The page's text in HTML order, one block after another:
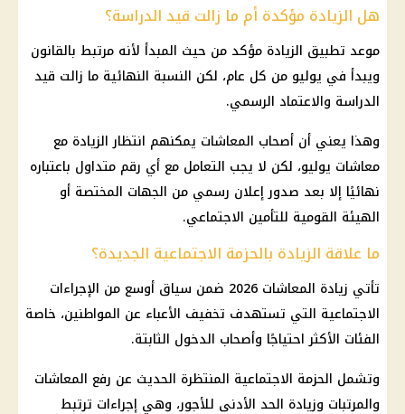
هل الزيادة مؤكدة أم ما زالت قيد الدراسة؟
موعد تطبيق الزيادة مؤكد من حيث المبدأ لأنه مرتبط بالقانون
ويبدأ في يوليو من كل عام، لكن النسبة النهائية ما زالت قيد
الدراسة والاعتماد الرسمي.
وهذا يعني أن أصحاب المعاشات يمكنهم انتظارالزيادة مع
معاشات يوليو، لكن لا يجب التعامل مع أي رقم متداول باعتباره
نهائيًا إلا بعد صدور إعلان رسمي من الجهات المختصة أو
الهيئة القومية للتأمين الاجتماعي.
ما علاقة الزيادة بالحزمة الاجتماعية الجديدة؟
تأتي زيادة المعاشات 2026
ضمن سياق أوسع من الإجراءات
الاجتماعية التي تستهدف تخفيف الأعباء عن المواطنين، خاصة
الفئات الأكثر احتياجًا وأصحاب الدخول الثابتة.
وتشمل الحزمة الاجتماعية المنتظرة الحديث عن رفع المعاشات
والمرتبات وزيادة الحد الأدنى للأجور، وهي إجراءات ترتبط